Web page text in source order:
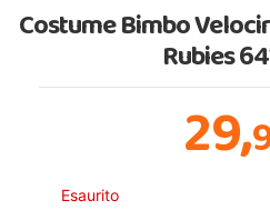
Costume Bimbo
Rubies
29,
Esaurito